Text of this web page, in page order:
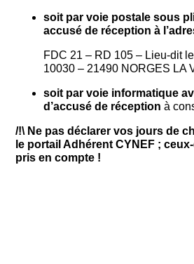
soit par voie postale sous
accusé de réception à
FDC 21 – RD 105 – Lieu-dit
10030 – 21490 NORGES LA
soit par voie informatique
d’accusé de réception à
/!\ Ne pas déclarer vos jours de
le portail Adhérent CYNEF ;
pris en compte !